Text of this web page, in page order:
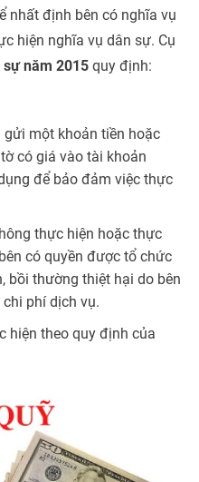
nhất định bên có nghĩa vụ
hiện nghĩa vụ dân sự. Cụ
năm 2015 quy định:
gửi một khoản tiền hoặc
có giá vào tài khoản
để bảo đảm việc thực
thực hiện hoặc thực
có quyền được tổ chức
bồi thường thiệt hại do bên
phí dịch vụ.
hiện theo quy định của